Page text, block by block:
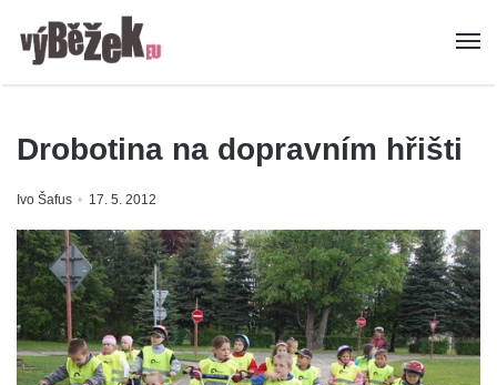
Drobotina na dopravním hřišti
Ivo Šafus 17. 5. 2012